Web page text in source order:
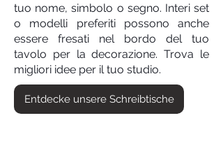
tuo nome, simbolo o segno. Interi set
o modelli preferiti possono anche
essere fresati nel bordo del tuo
tavolo per la decorazione. Trova le
migliori idee per il tuo studio.
Entdecke unsere Schreibtische